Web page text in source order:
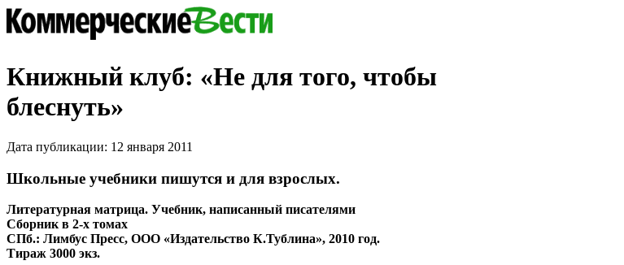
Книжный клуб: «Не для того, чтобы
блеснуть»
Дата публикации: 12 января 2011
Школьные учебники пишутся и для взрослых.
Литературная матрица. Учебник, написанный писателями
Сборник в 2-х томах
СПб.: Лимбус Пресс, ООО «Издательство К.Тублина», 2010 год.
Тираж 3000 экз.